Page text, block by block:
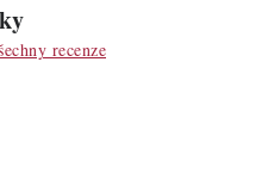
recenze